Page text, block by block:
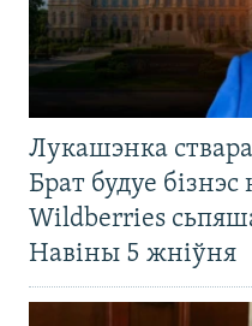
Лукашэнка
Брат будуе
Wildberries
Навіны 5 жніўня